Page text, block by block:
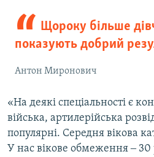
Щороку більше
показують добрий
Антон Миронович
«На деякі спеціальності є
війська, артилерійська
популярні. Середня вікова
У нас вікове обмеження ‒